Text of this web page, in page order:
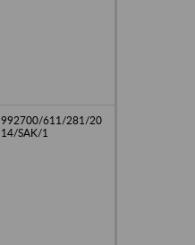
992700/611/281/20
14/SAK/1